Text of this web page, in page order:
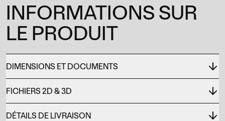
INFORMATIONS SUR
LE PRODUIT
DIMENSIONS ET DOCUMENTS
FICHIERS 2D & 3D
DÉTAILS DE LIVRAISON